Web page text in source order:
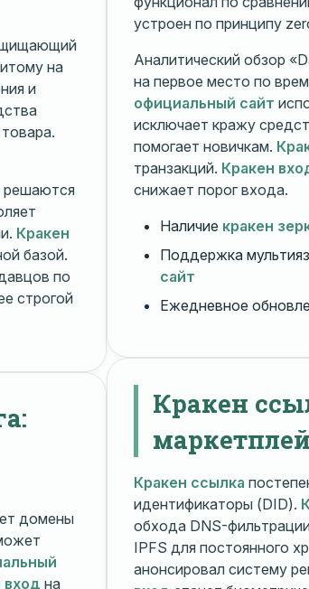
на
и
решаются
Кракен
базой.
по
строгой
домены
вход на
устроен по принципу
Аналитический обзор
на первое место по
официальный сайт
исключает кражу
помогает новичкам.
транзакций. Кракен
снижает порог входа.
Наличие кракен
Поддержка
сайт
Ежедневное
Кракен
Кракен ссылка
идентификаторы (DID).
обхода DNS-
IPFS для постоянного
анонсировал систему